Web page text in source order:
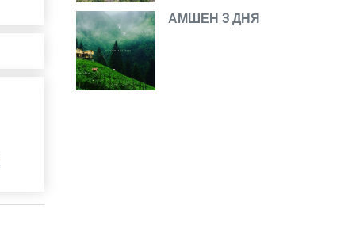
АМШЕН 3 ДНЯ